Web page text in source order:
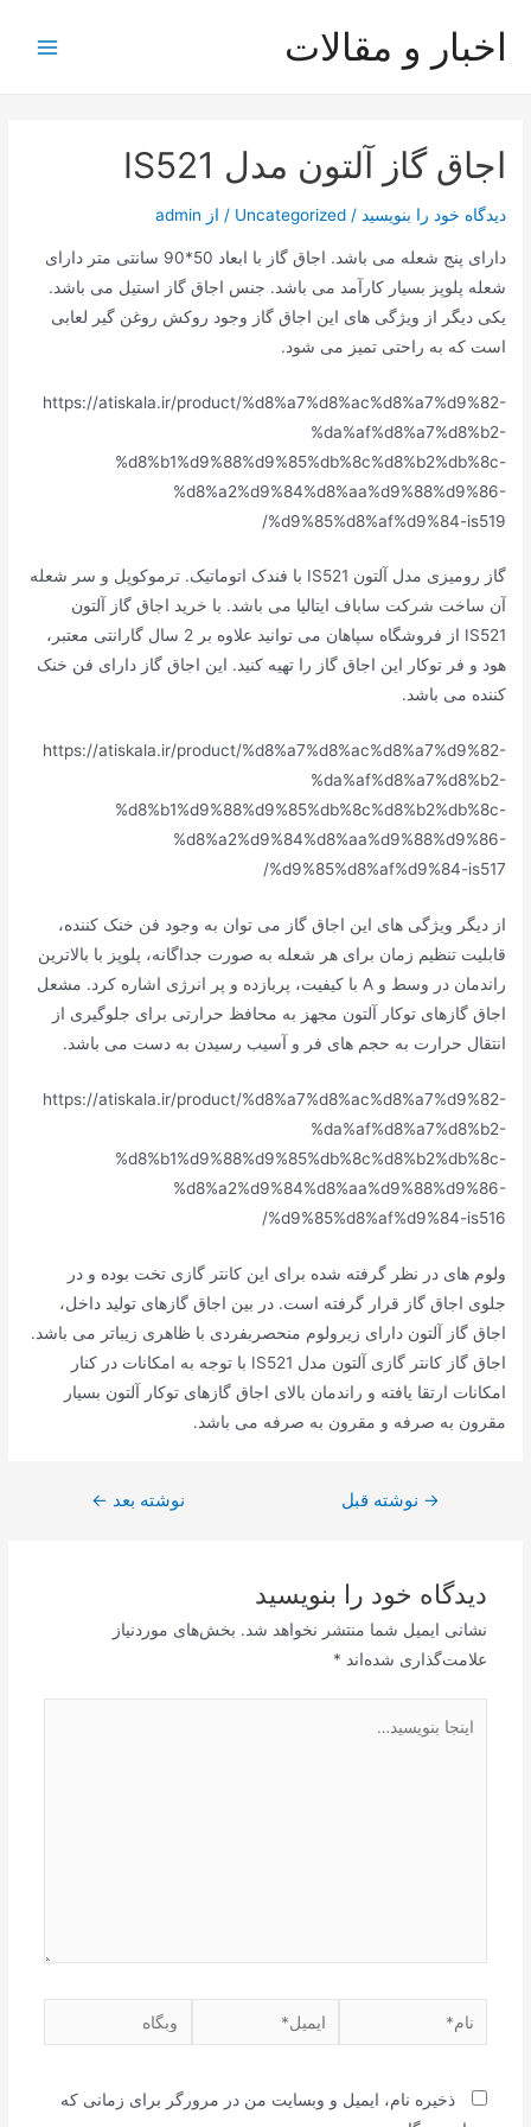
اخبار و مقالات
اجاق گاز آلتون مدل IS521
دیدگاه‌ خود را بنویسید /
Uncategorized / از admin
دارای پنج شعله می باشد. اجاق گاز با ابعاد 50*90 سانتی متر دارای
شعله پلوپز بسیار کارآمد می باشد. جنس اجاق گاز استیل می باشد.
یکی دیگر از ویژگی های این اجاق گاز وجود روکش روغن گیر لعابی
است که به راحتی تمیز می شود.
https://atiskala.ir/product/%d8%a7%d8%ac%d8%a7%d9%82-
%da%af%d8%a7%d8%b2-
%d8%b1%d9%88%d9%85%db%8c%d8%b2%db%8c-
%d8%a2%d9%84%d8%aa%d9%88%d9%86-
%d9%85%d8%af%d9%84-is519/
گاز رومیزی مدل آلتون IS521 با فندک اتوماتیک. ترموکوپل و سر شعله
آن ساخت شرکت ساباف ایتالیا می باشد. با خرید اجاق گاز آلتون
IS521 از فروشگاه سپاهان می توانید علاوه بر 2 سال گارانتی معتبر،
هود و فر توکار این اجاق گاز را تهیه کنید. این اجاق گاز دارای فن خنک
کننده می باشد.
https://atiskala.ir/product/%d8%a7%d8%ac%d8%a7%d9%82-
%da%af%d8%a7%d8%b2-
%d8%b1%d9%88%d9%85%db%8c%d8%b2%db%8c-
%d8%a2%d9%84%d8%aa%d9%88%d9%86-
%d9%85%d8%af%d9%84-is517/
از دیگر ویژگی های این اجاق گاز می توان به وجود فن خنک کننده،
قابلیت تنظیم زمان برای هر شعله به صورت جداگانه، پلوپز با بالاترین
راندمان در وسط و A با کیفیت، پربازده و پر انرژی اشاره کرد. مشعل
اجاق گازهای توکار آلتون مجهز به محافظ حرارتی برای جلوگیری از
انتقال حرارت به حجم های فر و آسیب رسیدن به دست می باشد.
https://atiskala.ir/product/%d8%a7%d8%ac%d8%a7%d9%82-
%da%af%d8%a7%d8%b2-
%d8%b1%d9%88%d9%85%db%8c%d8%b2%db%8c-
%d8%a2%d9%84%d8%aa%d9%88%d9%86-
%d9%85%d8%af%d9%84-is516/
ولوم های در نظر گرفته شده برای این کانتر گازی تخت بوده و در
جلوی اجاق گاز قرار گرفته است. در بین اجاق گازهای تولید داخل،
اجاق گاز آلتون دارای زیرولوم منحصربفردی با ظاهری زیباتر می باشد.
اجاق گاز کانتر گازی آلتون مدل IS521 با توجه به امکانات در کنار
امکانات ارتقا یافته و راندمان بالای اجاق گازهای توکار آلتون بسیار
مقرون به صرفه و مقرون به صرفه می باشد.
راهبری
→ نوشته قبل نوشته بعد ←
دیدگاه‌ خود را بنویسید
نشانی ایمیل شما منتشر نخواهد شد. بخش‌های موردنیاز
علامت‌گذاری شده‌اند *
بنویسید…
نام* ایمیل* وبگاه
ذخیره نام، ایمیل و وبسایت من در مرورگر برای زمانی که